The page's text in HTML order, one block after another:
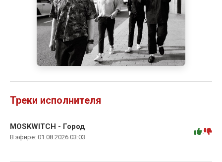
Треки исполнителя
MOSKWITCH - Город
В эфире: 01.08.2026 03:03
: